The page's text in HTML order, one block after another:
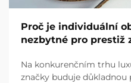
Proč je individuální
nezbytné pro prestiž
Na konkurenčním trhu
značky buduje důkladnou